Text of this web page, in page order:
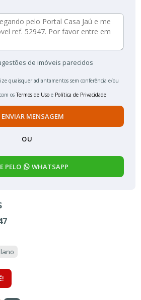
de imóveis parecidos
quaisquer adiantamentos sem conferência e/ou
osTermos de Uso e Política de Privacidade
ENVIAR MENSAGEM
OU
PELO WHATSAPP